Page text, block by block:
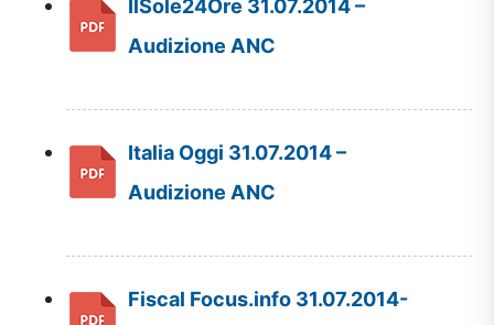
IlSole24Ore 31.07.2014 –
Audizione ANC
Italia Oggi 31.07.2014 –
Audizione ANC
Fiscal Focus.info 31.07.2014-